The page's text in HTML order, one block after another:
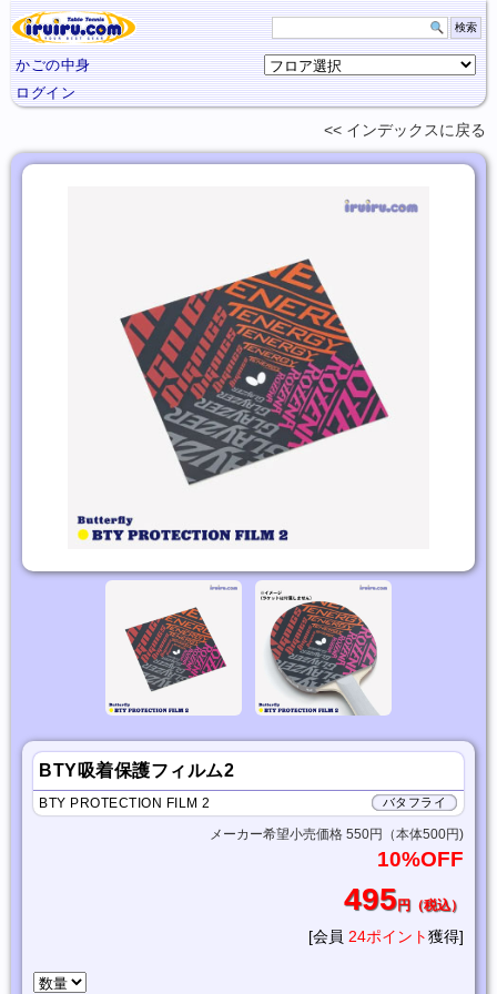
かごの中身
ログイン
インデックスに 戻る
BTY吸着保護フィルム2
バタフライ
BTY PROTECTION FILM 2
メーカー希望小売価格 550円（本体500円)
10%OFF
495円（税込）
[会員 24ポイント獲得]